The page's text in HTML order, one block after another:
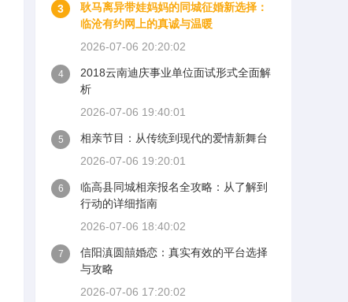
3
耿马离异带娃妈妈的同城征婚新选择：
临沧有约网上的真诚与温暖
2026-07-06 20:20:02
4
2018云南迪庆事业单位面试形式全面解
析
2026-07-06 19:40:01
5
相亲节目：从传统到现代的爱情新舞台
2026-07-06 19:20:01
6
临高县同城相亲报名全攻略：从了解到
行动的详细指南
2026-07-06 18:40:02
7
信阳滇圆囍婚恋：真实有效的平台选择
与攻略
2026-07-06 17:20:02